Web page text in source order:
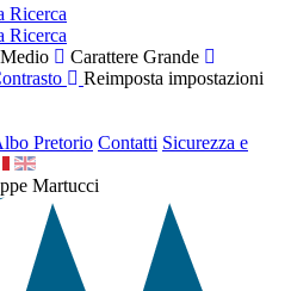
Ricerca
Ricerca
Carattere Grande
Reimposta impostazioni
Pretorio Contatti Sicurezza e
Martucci